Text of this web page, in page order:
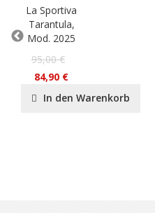
La Sportiva
Tarantula,
Mod. 2025
95,00 €
84,90 €
In den Warenkorb